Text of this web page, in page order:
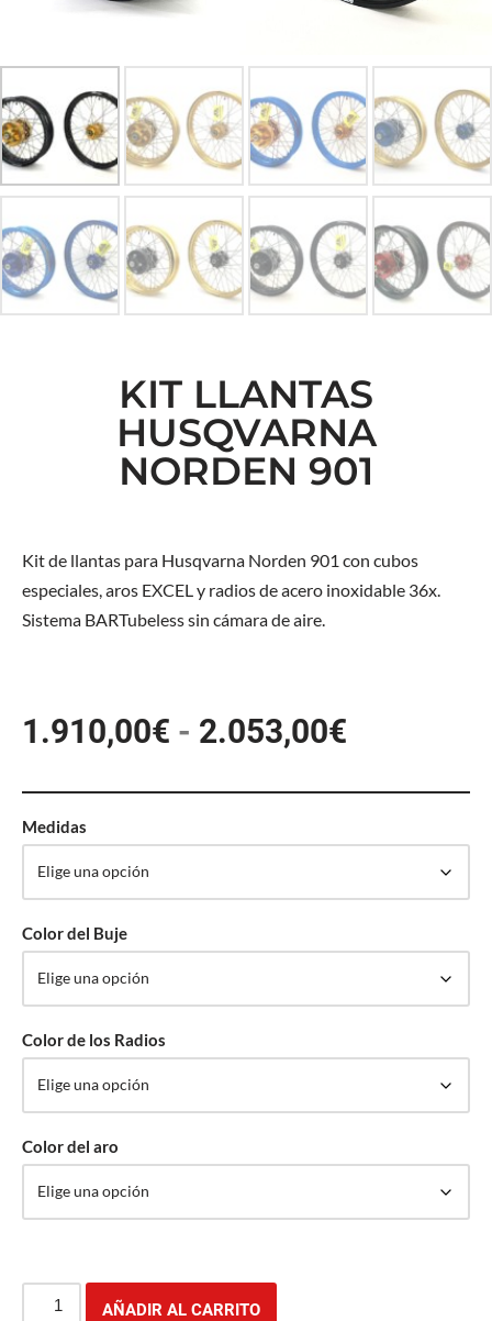
KIT LLANTAS
HUSQVARNA
NORDEN 901
Kit de llantas para Husqvarna Norden 901 con cubos
especiales, aros EXCEL y radios de acero inoxidable 36x.
Sistema BARTubeless sin cámara de aire.
1.910,00€ - 2.053,00€
Medidas
Color del Buje
Color de los Radios
Color del aro
AÑADIR AL CARRITO